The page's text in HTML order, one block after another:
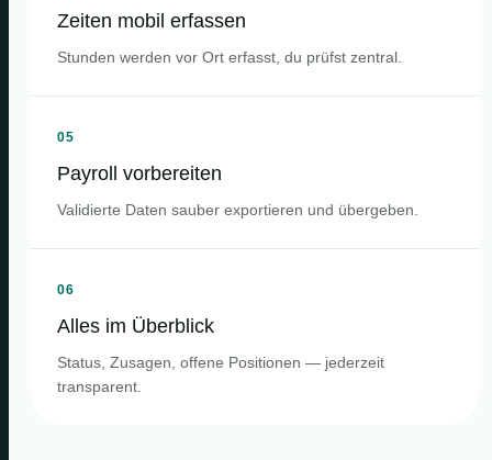
Zeiten mobil erfassen
Stunden werden vor Ort erfasst, du prüfst zentral.
05
Payroll vorbereiten
Validierte Daten sauber exportieren und übergeben.
06
Alles im Überblick
Status, Zusagen, offene Positionen — jederzeit
transparent.